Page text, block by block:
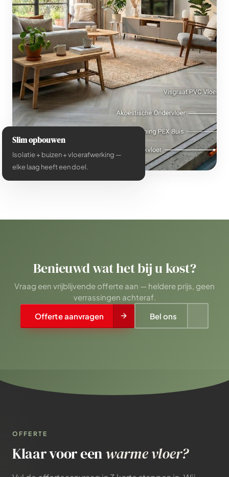
Slim opbouwen
Isolatie + buizen + vloerafwerking —
elke laag heeft een doel.
Benieuwd wat het bij u kost?
Vraag een vrijblijvende offerte aan — heldere prijs, geen
verrassingen achteraf.
Offerte aanvragen
Bel ons
OFFERTE
Klaar voor eenwarme vloer?